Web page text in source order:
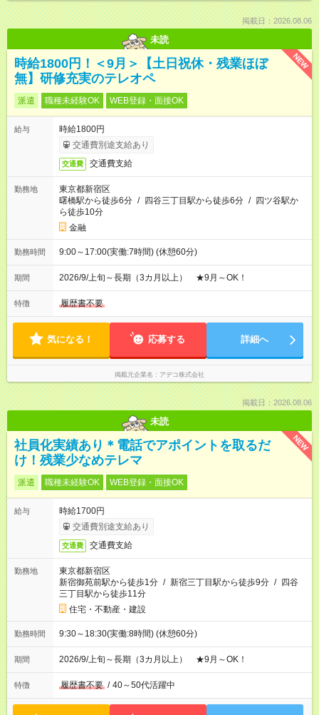
掲載日：2026.08.06
未読
NEW
時給1800円！＜9月＞【土日祝休・残業ほぼ
無】研修充実のテレオペ
派遣 職種未経験OK WEB登録・面接OK
給与
時給1800円
交通費別途支給あり
交通費 交通費支給
勤務地
東京都新宿区
曙橋駅から徒歩6分 / 四谷三丁目駅から徒歩6分 / 四ツ谷駅か
ら徒歩10分
金融
勤務時間 9:00～17:00(実働:7時間) (休憩60分)
期間 2026/9/上旬～長期（3カ月以上） ★9月～OK！
特徴 履歴書不要
気になる！ 応募する 詳細へ
掲載元企業名 アデコ株式会社
掲載日：2026.08.06
未読
NEW
社員化実績あり＊電話でアポイントを取るだ
け！残業少なめテレマ
派遣 職種未経験OK WEB登録・面接OK
給与
時給1700円
交通費別途支給あり
交通費 交通費支給
勤務地
東京都新宿区
新宿御苑前駅から徒歩1分 / 新宿三丁目駅から徒歩9分 / 四谷
三丁目駅から徒歩11分
住宅・不動産・建設
勤務時間 9:30～18:30(実働:8時間) (休憩60分)
期間 2026/9/上旬～長期（3カ月以上） ★9月～OK！
特徴 履歴書不要 / 40～50代活躍中